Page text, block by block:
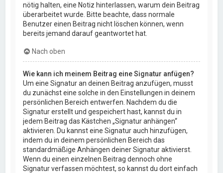
nötig halten, eine Notiz hinterlassen, warum dein Beitrag
überarbeitet wurde. Bitte beachte, dass normale
Benutzer einen Beitrag nicht löschen können, wenn
bereits jemand darauf geantwortet hat.
Nach oben
Wie kann ich meinem Beitrag eine Signatur anfügen?
Um eine Signatur an deinen Beitrag anzufügen, musst
du zunächst eine solche in den Einstellungen in deinem
persönlichen Bereich entwerfen. Nachdem du die
Signatur erstellt und gespeichert hast, kannst du in
jedem Beitrag das Kästchen „Signatur anhängen“
aktivieren. Du kannst eine Signatur auch hinzufügen,
indem du in deinem persönlichen Bereich das
standardmäßige Anhängen deiner Signatur aktivierst.
Wenn du einen einzelnen Beitrag dennoch ohne
Signatur verfassen möchtest, so kannst du dort einfach